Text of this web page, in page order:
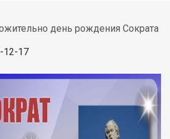
день рождения Сократа
12-17